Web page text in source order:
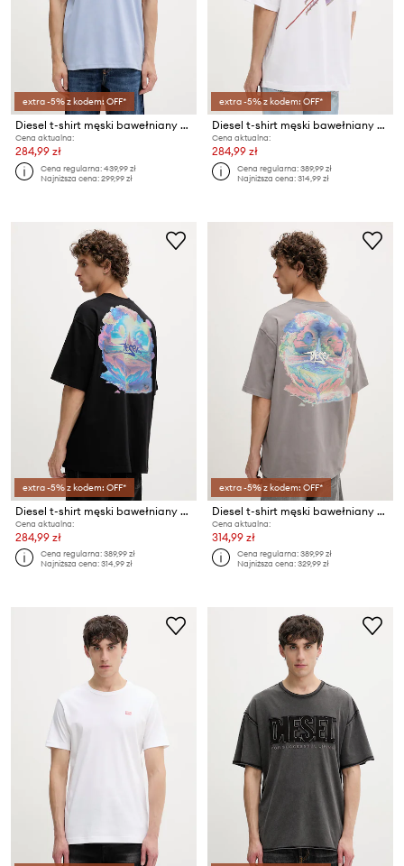
extra -5% z kodem: OFF*
Diesel t-shirt męski bawełniany T-ADJUST-V11
Cena aktualna:
284,99 zł
Cena regularna:439,99 zł
Najniższa cena:299,99 zł
extra -5% z kodem: OFF*
Diesel t-shirt męski bawełniany T-BOGGY-V4
Cena aktualna:
284,99 zł
Cena regularna:389,99 zł
Najniższa cena:314,99 zł
extra -5% z kodem: OFF*
Diesel t-shirt męski bawełniany T-BOGGY-V5
Cena aktualna:
284,99 zł
Cena regularna:389,99 zł
Najniższa cena:314,99 zł
extra -5% z kodem: OFF*
Diesel t-shirt męski bawełniany T-BOGGY-V5
Cena aktualna:
314,99 zł
Cena regularna:389,99 zł
Najniższa cena:329,99 zł